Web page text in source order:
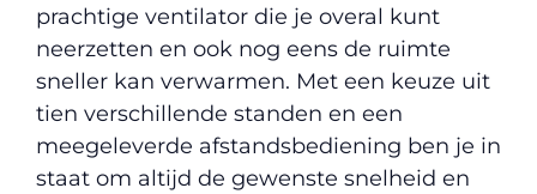
prachtige ventilator die je overal kunt
neerzetten en ook nog eens de ruimte
sneller kan verwarmen. Met een keuze uit
tien verschillende standen en een
meegeleverde afstandsbediening ben je in
staat om altijd de gewenste snelheid en